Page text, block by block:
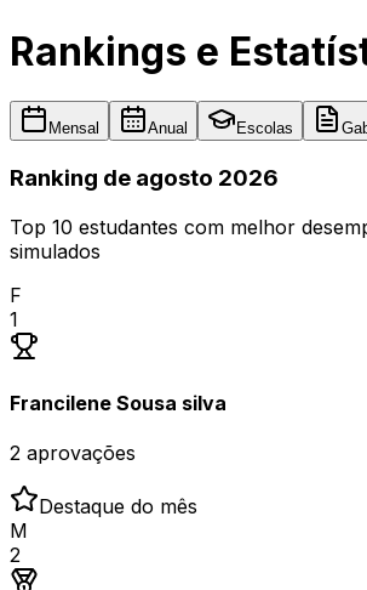
Rankings e
Mensal Anual Escolas
Ranking de agosto 2026
Top 10 estudantes com melhor
simulados
F
1
Francilene Sousa silva
2 aprovações
Destaque do mês
M
2